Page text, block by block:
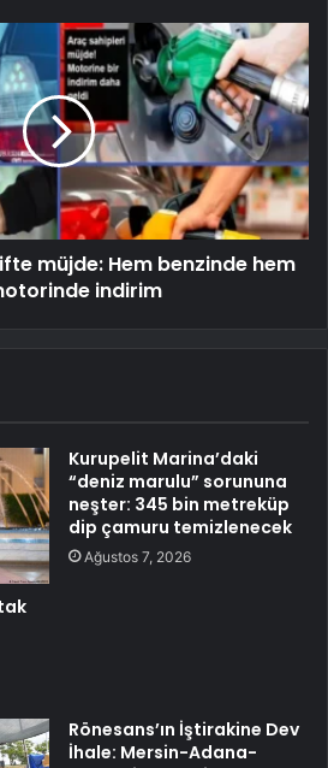
müjde: Hem benzinde hem
indirim
Kurupelit Marina’daki
“deniz marulu” sorununa
neşter: 345 bin metreküp
dip çamuru temizlenecek
Ağustos 7, 2026
Rönesans’ın İştirakine Dev
İhale: Mersin-Adana-